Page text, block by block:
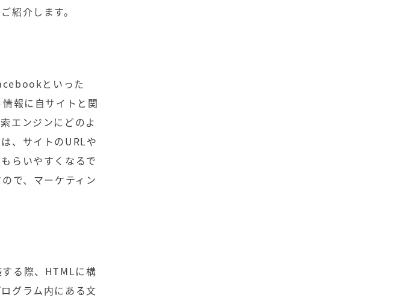
紹介します。
といった
報に自サイトと関
エンジンにどのよ
、サイトのURLや
らいやすくなるで
で、マーケティン
る際、HTMLに構
グラム内にある文